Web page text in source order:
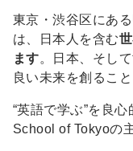
東京・渋谷区にあ
は、日本人を含む
ます。日本、そし
良い未来を創るこ
“英語で学ぶ”を良
School of Tokyoの